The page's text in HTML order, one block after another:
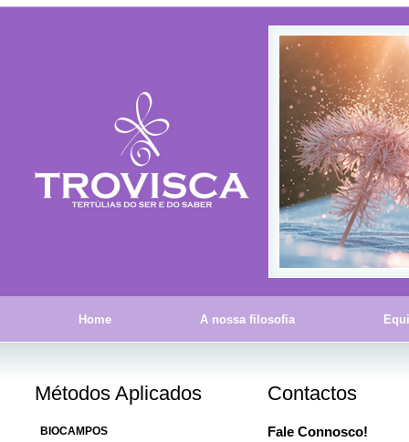
Home A nossa filosofia
Métodos Aplicados
BIOCAMPOS
Contactos
Fale Connosco!